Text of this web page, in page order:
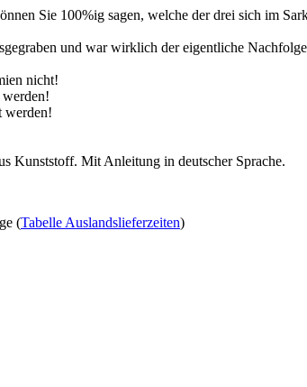
Sie 100%ig sagen, welche der drei sich im
und war wirklich der eigentliche
nicht!
werden!
Kunststoff. Mit Anleitung in deutscher Sprache.
(Tabelle Auslandslieferzeiten)